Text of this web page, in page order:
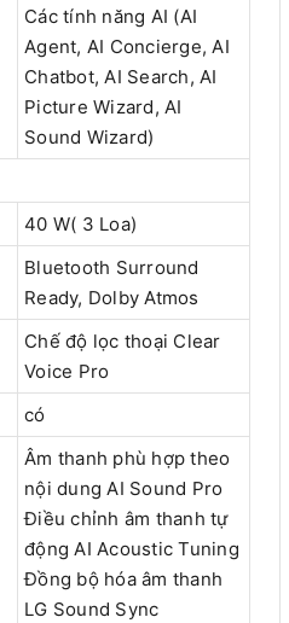
Các tính năng AI (AI
Agent, AI Concierge, AI
Chatbot, AI Search, AI
Picture Wizard, AI
Sound Wizard)
40 W( 3 Loa)
Bluetooth Surround
Ready, Dolby Atmos
Chế độ lọc thoại Clear
Voice Pro
có
Âm thanh phù hợp theo
nội dung AI Sound Pro
Điều chỉnh âm thanh tự
động AI Acoustic Tuning
Đồng bộ hóa âm thanh
LG Sound Sync